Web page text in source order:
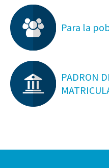
Para la
PADRON